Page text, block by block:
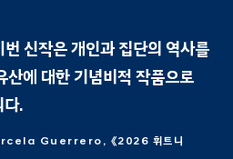
신작은 개인과 집단의 역사를
산에 대한 기념비적 작품으로
다.
Guerrero, 《2026 휘트니